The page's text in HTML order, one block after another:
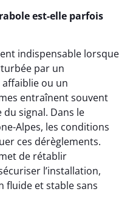
est-elle parfois
indispensable lorsque
par un
ou un
entraînent souvent
signal. Dans le
Alpes, les conditions
ces dérèglements.
de rétablir
l’installation,
fluide et stable sans